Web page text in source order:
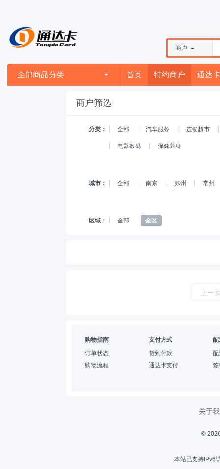
商户
全部商品分类 首页 特约商户 通达卡
商户筛选
分类： 全部 汽车服务 连锁超市
电器数码 保健养身
城市： 全部 南京 苏州 常州
区域： 全部 全区
上一
购物指南
订单状态
购物流程
支付方式
货到付款
通达卡支付
配
配
签
关于
©
本站已支持IPv6